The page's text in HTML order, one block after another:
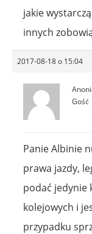
jakie
innych
2017-08-18 o 15:04
Gość
Panie Albinie
prawa jazdy,
podać jedynie
kolejowych i
przypadku